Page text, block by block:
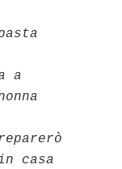
a
casa